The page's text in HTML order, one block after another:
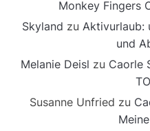
Monkey Fingers
Skyland zu Aktivurlaub:
und
Melanie Deisl zu Caorle
Susanne Unfried zu